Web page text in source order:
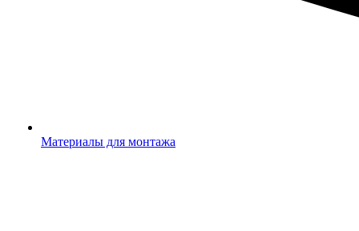
Материалы для монтажа